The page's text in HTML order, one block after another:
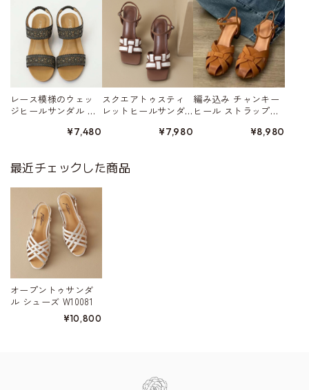
レース模様のウェッ
ジヒールサンダル W1
¥7,480
スクエアトゥスティ
レットヒールサンダ
¥7,980
編み込み チャンキー
ヒール ストラップサ
¥8,980
最近チェックした商品
オープントゥサンダ
ル シューズ W10081
¥10,800